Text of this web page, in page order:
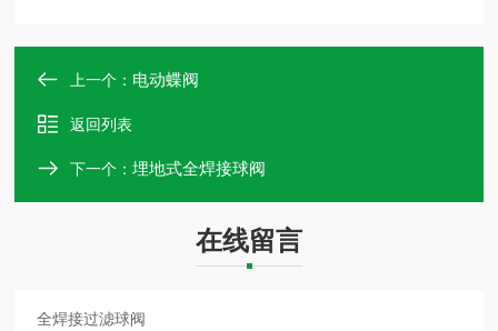
上一个： 电动蝶阀
返回列表
下一个：埋地式全焊接球阀
在线留言